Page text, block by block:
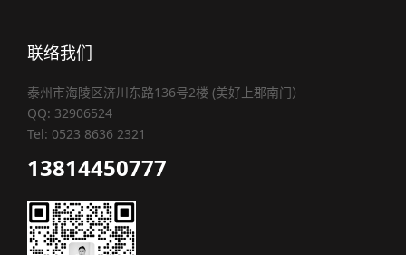
联络我们
泰州市海陵区济川东路136号2楼 (美好上郡南门）
QQ: 32906524
Tel: 0523 8636 2321
13814450777